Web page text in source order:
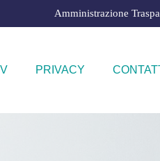
Amministrazione
PRIVACY